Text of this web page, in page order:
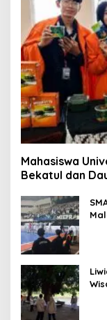
Mahasiswa
Bekatul dan